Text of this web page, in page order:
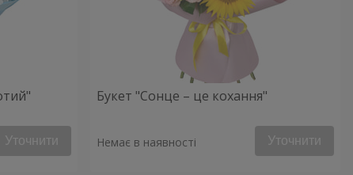
Уточнити
Букет "Сонце – це кохання"
Немає в наявності Уточнити